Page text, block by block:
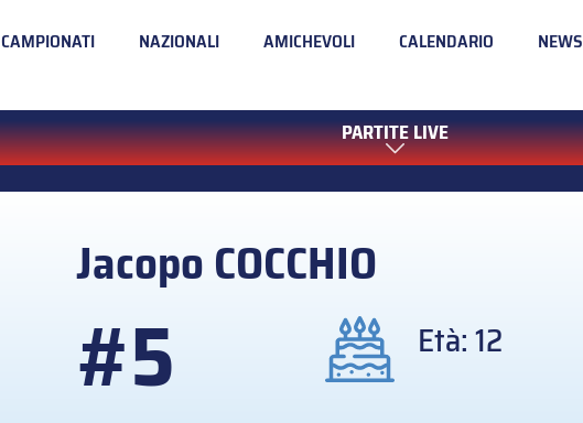
CAMPIONATI NAZIONALI AMICHEVOLI CALENDARIO NEWS
PARTITE LIVE
JacopoCOCCHIO
#5 Età: 12